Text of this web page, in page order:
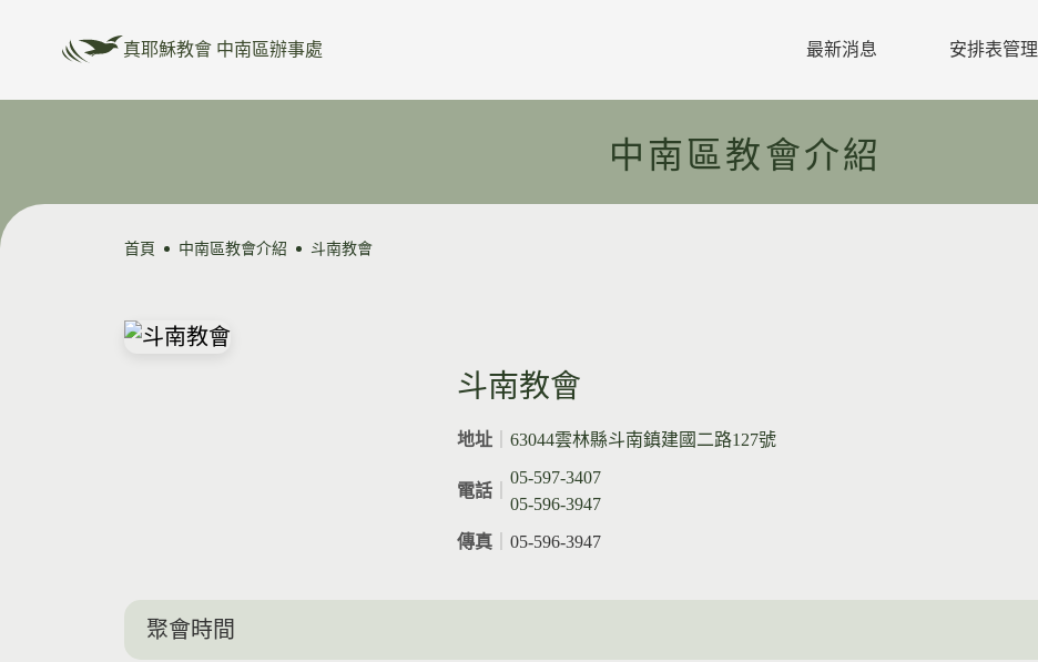
真耶穌教會 中南區辦事處 最新消息
教區行事曆
安排表管理
中南區教會介紹
首頁 中南區教會介紹 斗南教會
斗南教會
地址｜ 63044雲林縣斗南鎮建國二路127號
電話｜
05-597-3407
05-596-3947
傳真｜ 05-596-3947
聚會時間